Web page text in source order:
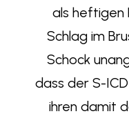
als heftigen
Schlag im
Schock
dass der S-
ihren damit